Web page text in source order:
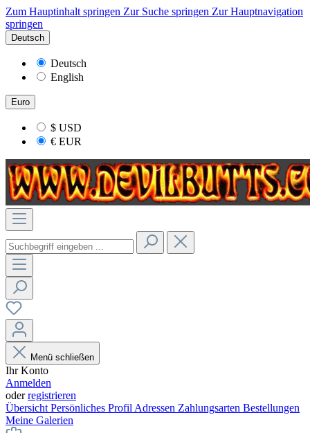
Zum Hauptinhalt springen Zur Suche springen Zur Hauptnavigation
springen
Deutsch
Deutsch
English
Euro
$ USD
€ EUR
Menü schließen
Ihr Konto
Anmelden
oderregistrieren
Übersicht Persönliches Profil Adressen Zahlungsarten Bestellungen
Meine Galerien